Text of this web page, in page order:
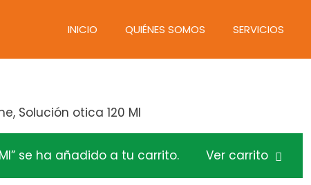
INICIO QUIÉNES SOMOS SERVICIOS
Solución otica 120 Ml
se ha añadido a tu carrito. Ver carrito